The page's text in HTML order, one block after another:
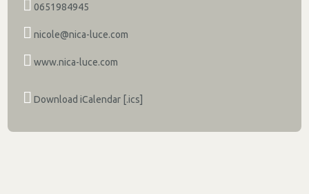
0651984945
nicole@nica-luce.com
www.nica-luce.com
Download iCalendar [.ics]